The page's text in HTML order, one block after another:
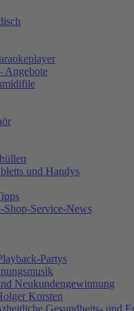
Angebote
und Handys
Service-News
Partys
Neukundengewinnung
Korsten
Gesundheits- und